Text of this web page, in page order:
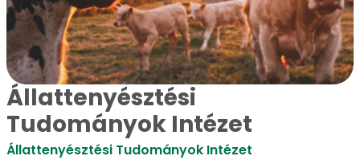
Állattenyésztési
Tudományok Intézet
Állattenyésztési Tudományok Intézet